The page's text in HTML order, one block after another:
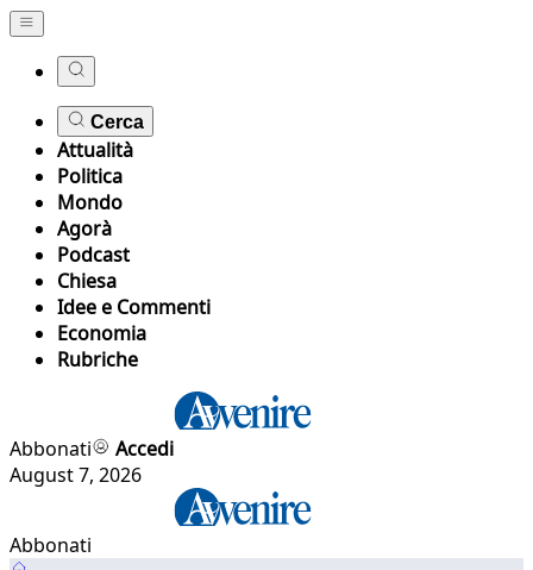
Cerca
Attualità
Politica
Mondo
Agorà
Podcast
Chiesa
Idee e Commenti
Economia
Rubriche
Abbonati
Accedi
August 7, 2026
Abbonati